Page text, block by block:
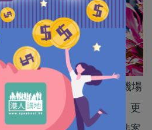
日湧入東涌癱瘓香港國際機場
竄，堵路縱火及大肆破壞，更